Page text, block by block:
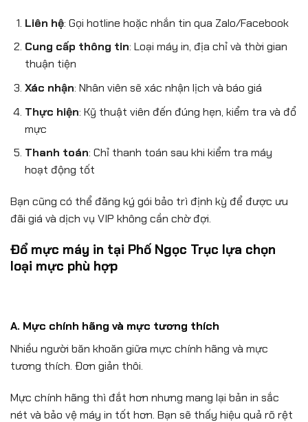
Liên hệ: Gọi hotline hoặc nhắn tin qua Zalo/Facebook
Cung cấp thông tin: Loại máy in, địa chỉ và thời gian
thuận tiện
Xác nhận: Nhân viên sẽ xác nhận lịch và báo giá
Thực hiện: Kỹ thuật viên đến đúng hẹn, kiểm tra và đổ
mực
Thanh toán: Chỉ thanh toán sau khi kiểm tra máy
hoạt động tốt
Bạn cũng có thể đăng ký gói bảo trì định kỳ để được ưu
đãi giá và dịch vụ VIP không cần chờ đợi.
Đổ mực máy in tại Phố Ngọc Trục lựa chọn
loại mực phù hợp
A. Mực chính hãng và mực tương thích
Nhiều người băn khoăn giữa mực chính hãng và mực
tương thích. Đơn giản thôi.
Mực chính hãng thì đắt hơn nhưng mang lại bản in sắc
nét và bảo vệ máy in tốt hơn. Bạn sẽ thấy hiệu quả rõ rệt